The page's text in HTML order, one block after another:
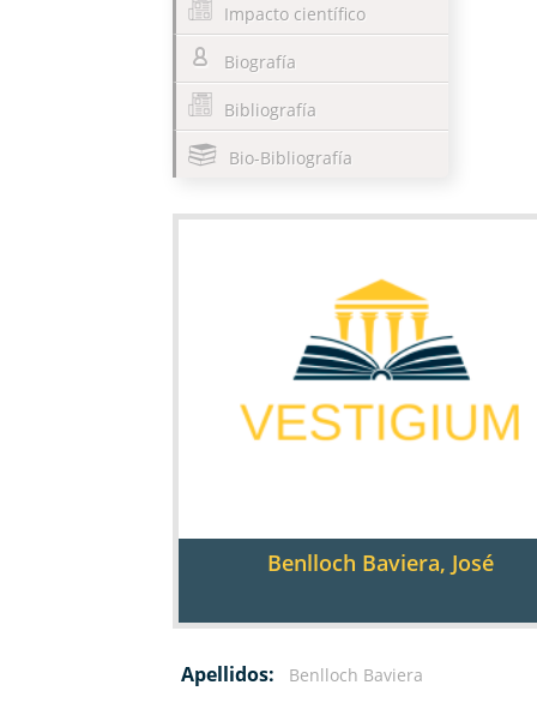
Impacto científico
Biografía
Bibliografía
Bio-Bibliografía
Benlloch Baviera, José
Apellidos: Benlloch Baviera